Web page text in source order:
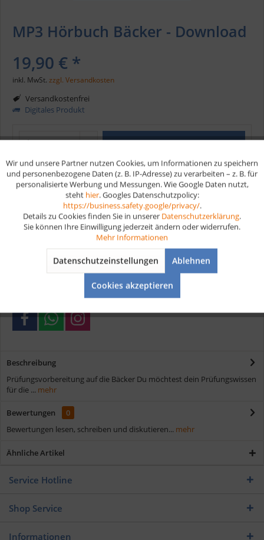
MP3 Hörbuch Bäcker - Download
19,90 € *
inkl. MwSt. zzgl. Versandkosten
Versandkostenfrei
Digitales Produkt
In denWarenkorb
Merken
HB139
Vorteile
Kostenloser Versand ab € 35,- Bestellwert
Schnelle Lieferung
Verschiedene Zahlungsmöglichkeiten
Beschreibung
Prüfungsvorbereitung auf die Bäcker Du möchtest dein Prüfungswissen
für die ... mehr
Bewertungen
0
Bewertungen lesen, schreiben und diskutieren... mehr
Ähnliche Artikel
Service Hotline
Shop Service
Informationen
Funktionale Aktiv
Aktiv
Wir und unsere Partner nutzen Cookies, um Informationen zu speichern
und personenbezogene Daten (z. B. IP-Adresse) zu verarbeiten – z. B. für
personalisierte Werbung und Messungen. Wie Google Daten nutzt,
steht hier. Googles Datenschutzpolicy:
https://business.safety.google/privacy/.
Details zu Cookies finden Sie in unserer Datenschutzerklärung.
Sie können Ihre Einwilligung jederzeit ändern oder widerrufen.
Mehr Informationen
Datenschutzeinstellungen Ablehnen
Cookies akzeptieren